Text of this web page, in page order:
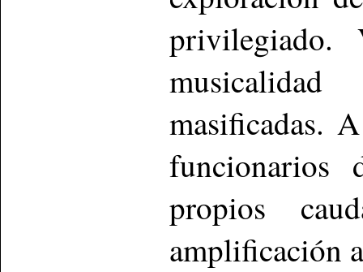
privilegiado.
masificadas.
funcionarios
propios
amplificación